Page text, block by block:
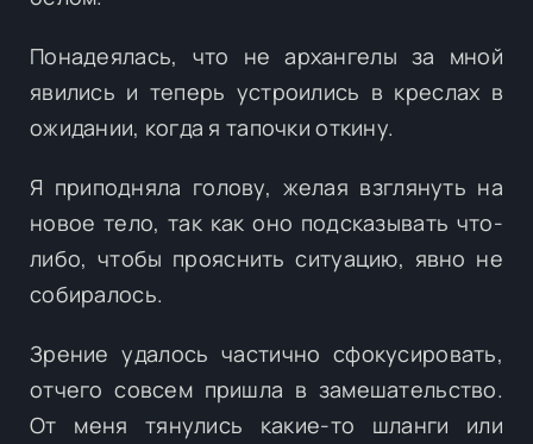
Понадеялась, что не архангелы за мной
явились и теперь устроились в креслах в
ожидании, когда я тапочки откину.
Я приподняла голову, желая взглянуть на
новое тело, так как оно подсказывать что-
либо, чтобы прояснить ситуацию, явно не
собиралось.
Зрение удалось частично сфокусировать,
отчего совсем пришла в замешательство.
От меня тянулись какие-то шланги или